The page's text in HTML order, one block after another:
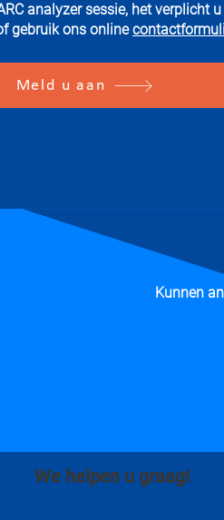
analyzer sessie, het verplicht
gebruik ons online
Meld u aan
Kunnen
We helpen u graag!